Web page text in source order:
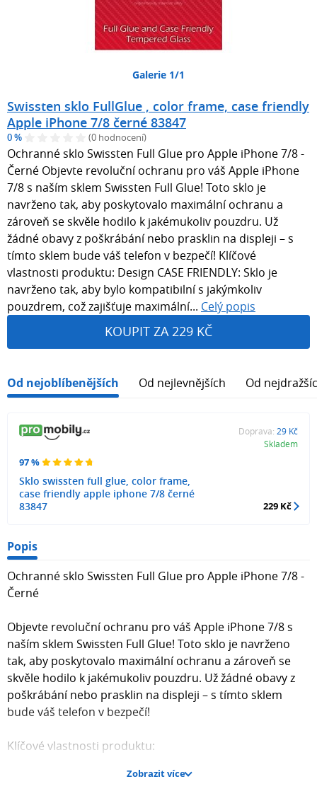
Galerie 1/1
Swissten sklo FullGlue , color frame, case friendly
Apple iPhone 7/8 černé 83847
0 % (0 hodnocení)
Ochranné sklo Swissten Full Glue pro Apple iPhone 7/8 -
Černé Objevte revoluční ochranu pro váš Apple iPhone
7/8 s naším sklem Swissten Full Glue! Toto sklo je
navrženo tak, aby poskytovalo maximální ochranu a
zároveň se skvěle hodilo k jakémukoliv pouzdru. Už
žádné obavy z poškrábání nebo prasklin na displeji – s
tímto sklem bude váš telefon v bezpečí! Klíčové
vlastnosti produktu: Design CASE FRIENDLY: Sklo je
navrženo tak, aby bylo kompatibilní s jakýmkoliv
pouzdrem, což zajišťuje maximální... Celý popis
KOUPIT ZA 229 KČ
Od nejoblíbenějších Od nejlevnějších Od
97 %
Sklo swissten full glue, color frame,
case friendly apple iphone 7/8 černé
83847
Doprava: 29 Kč
Skladem
229 Kč
Popis
Ochranné sklo Swissten Full Glue pro Apple iPhone 7/8 -
Černé
Objevte revoluční ochranu pro váš Apple iPhone 7/8 s
naším sklem Swissten Full Glue! Toto sklo je navrženo
tak, aby poskytovalo maximální ochranu a zároveň se
skvěle hodilo k jakémukoliv pouzdru. Už žádné obavy z
poškrábání nebo prasklin na displeji – s tímto sklem
bude váš telefon v bezpečí!
Klíčové vlastnosti produktu:
Design CASE FRIENDLY: Sklo je navrženo tak, aby bylo
Zobrazit více